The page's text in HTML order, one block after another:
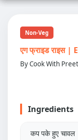
Non-Veg
एग फ्राइड राइस
By Cook With
Ingredients
कप पके हुए चावल